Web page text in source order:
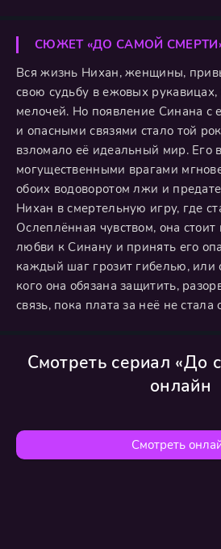
СЮЖЕТ «ДО САМОЙ
Вся жизнь Нихан, женщины,
свою судьбу в ежовых
мелочей. Но появление Синана
и опасными связями стало той
взломало её идеальный мир. Его
могущественными врагами
обоих водоворотом лжи и
Нихан в смертельную игру, где
Ослеплённая чувством, она
любви к Синану и принять его
каждый шаг грозит гибелью, или
кого она обязана защитить,
связь, пока плата за неё не стала
Смотреть сериал «До
онлайн
Смотреть